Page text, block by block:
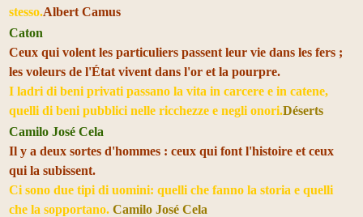
stesso.Albert Camus
Caton
Ceux qui volent les particuliers passent leur vie dans les fers ;
les voleurs de l'État vivent dans l'or et la pourpre.
I ladri di beni privati passano la vita in carcere e in catene,
quelli di beni pubblici nelle ricchezze e negli onori.Déserts
Camilo José Cela
Il y a deux sortes d'hommes : ceux qui font l'histoire et ceux
qui la subissent.
Ci sono due tipi di uomini: quelli che fanno la storia e quelli
che la sopportano. Camilo José Cela